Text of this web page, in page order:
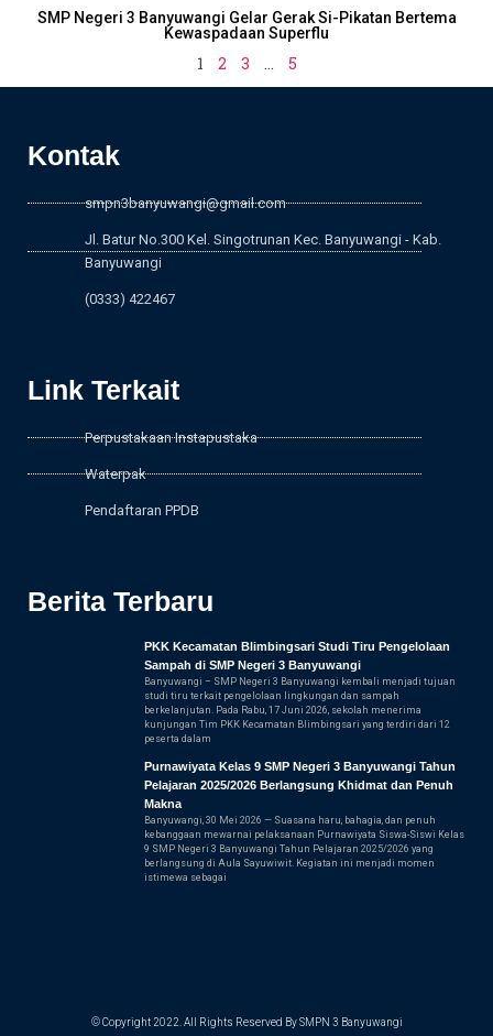
SMP Negeri 3 Banyuwangi Gelar Gerak Si-Pikatan Bertema
Kewaspadaan Superflu
1 2 3 … 5
Kontak
smpn3banyuwangi@gmail.com
Jl. Batur No.300 Kel. Singotrunan Kec. Banyuwangi - Kab.
Banyuwangi
(0333) 422467
Link Terkait
Perpustakaan Instapustaka
Waterpak
Pendaftaran PPDB
Berita Terbaru
PKK Kecamatan Blimbingsari Studi Tiru Pengelolaan
Sampah di SMP Negeri 3 Banyuwangi
Banyuwangi – SMP Negeri 3 Banyuwangi kembali menjadi tujuan
studi tiru terkait pengelolaan lingkungan dan sampah
berkelanjutan. Pada Rabu, 17 Juni 2026, sekolah menerima
kunjungan Tim PKK Kecamatan Blimbingsari yang terdiri dari 12
peserta dalam
Purnawiyata Kelas 9 SMP Negeri 3 Banyuwangi Tahun
Pelajaran 2025/2026 Berlangsung Khidmat dan Penuh
Makna
Banyuwangi, 30 Mei 2026 — Suasana haru, bahagia, dan penuh
kebanggaan mewarnai pelaksanaan Purnawiyata Siswa-Siswi Kelas
9 SMP Negeri 3 Banyuwangi Tahun Pelajaran 2025/2026 yang
berlangsung di Aula Sayuwiwit. Kegiatan ini menjadi momen
istimewa sebagai
© Copyright 2022. All Rights Reserved By SMPN 3 Banyuwangi